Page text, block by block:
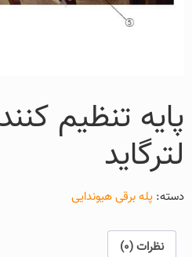
پایه تنظیم
لترگاید
دسته: پله برقی هیوندایی
نظرات (0)